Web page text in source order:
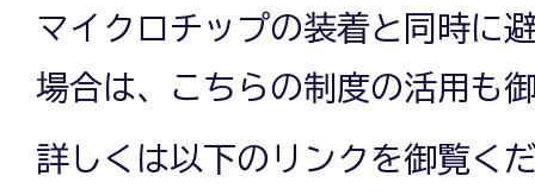
マイクロチップの装着と同時に
場合は、こちらの制度の活用も
詳しくは以下のリンクを御覧く